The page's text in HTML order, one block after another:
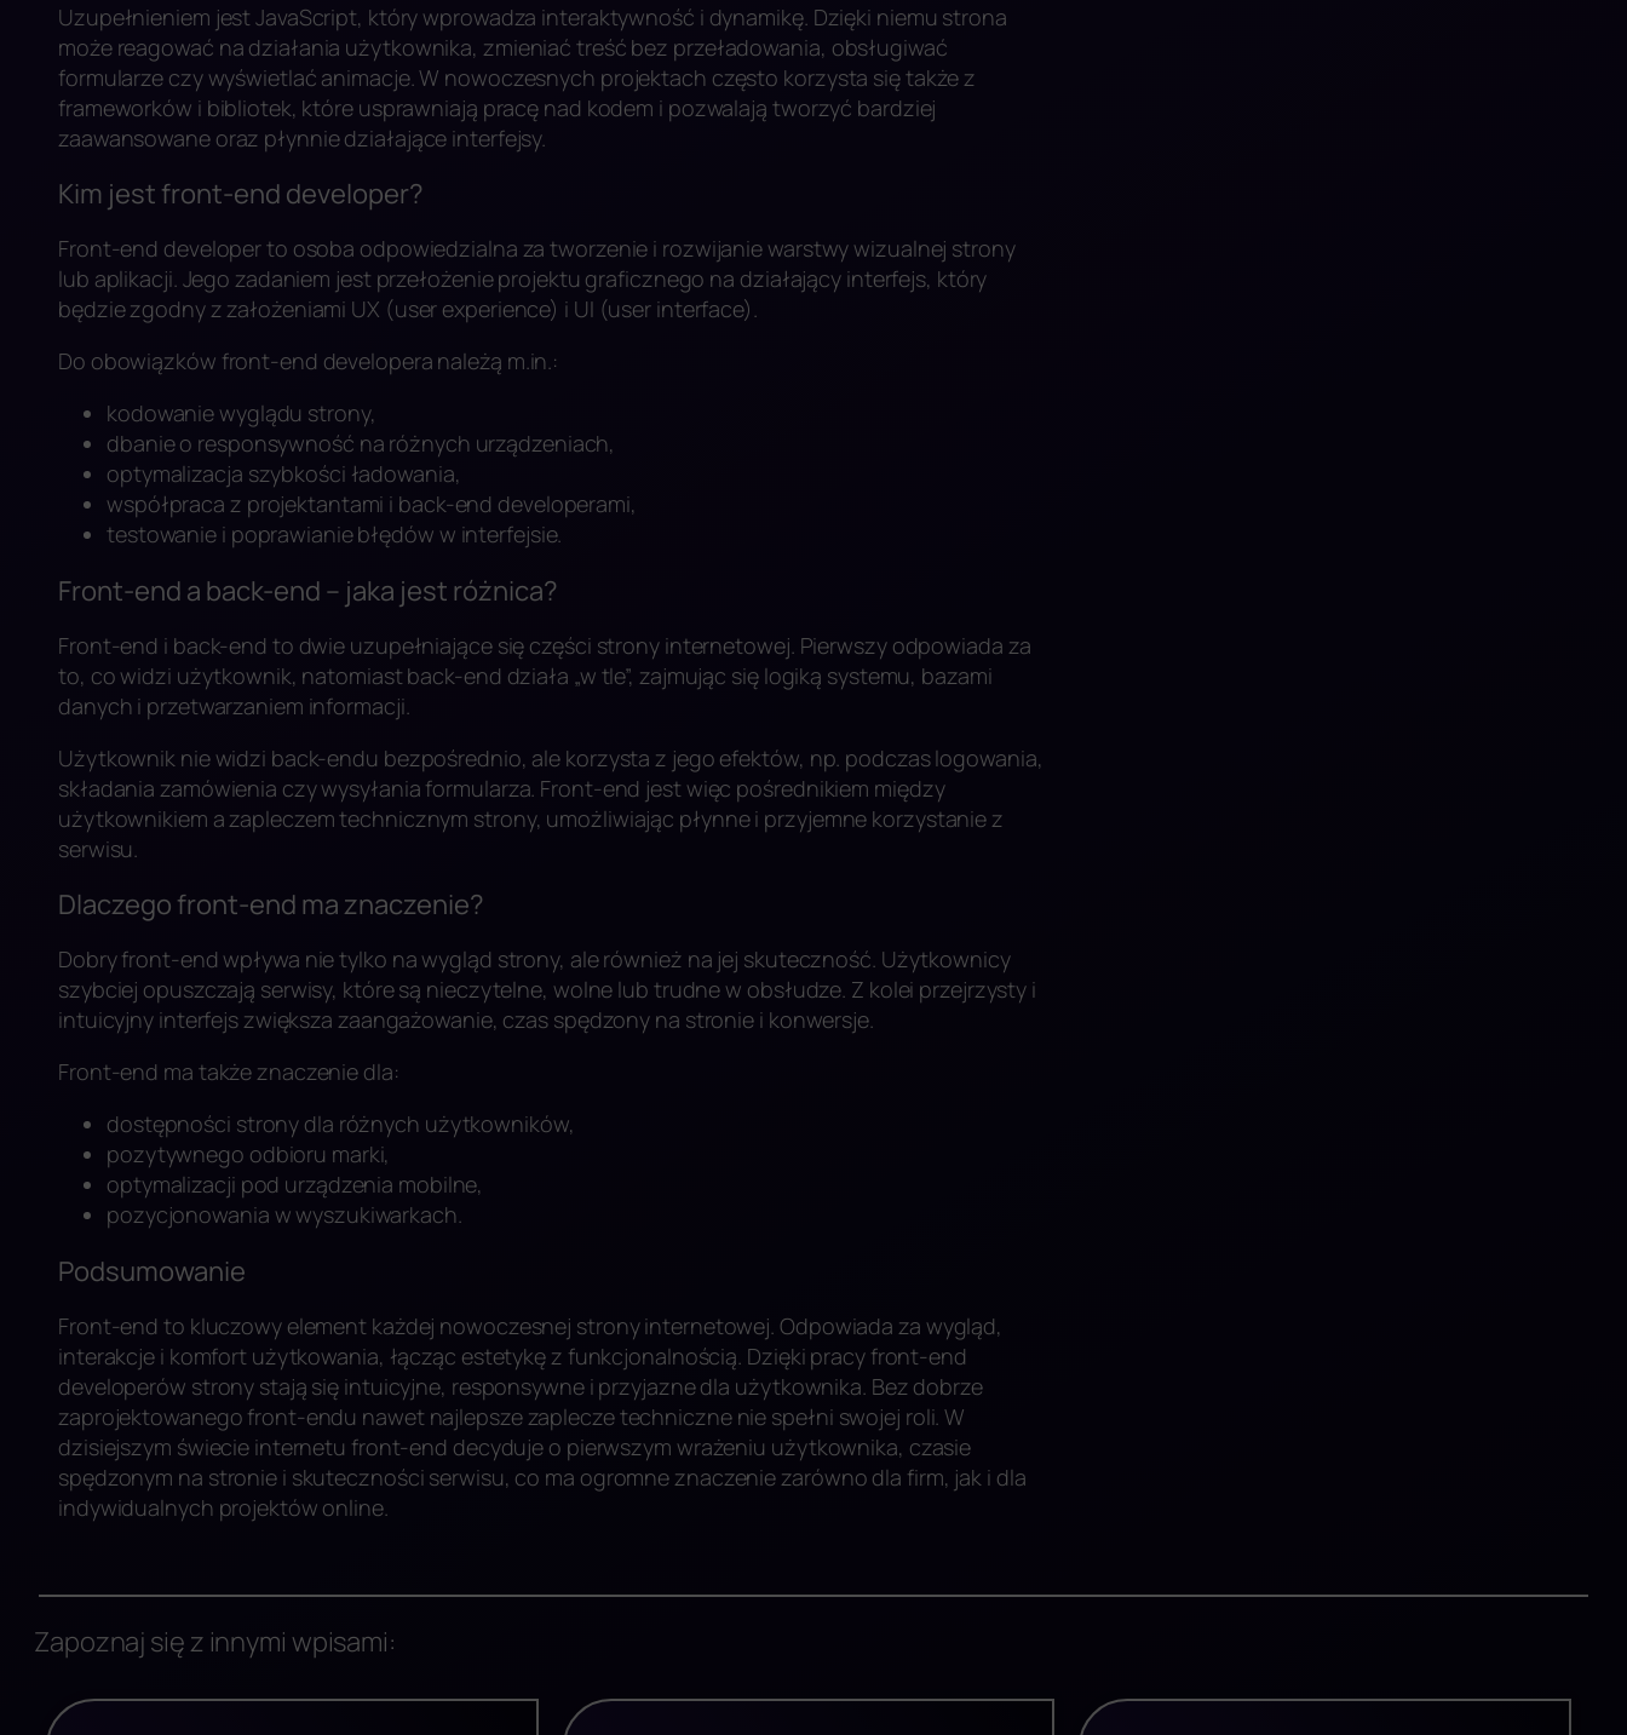
Uzupełnieniem jest JavaScript, który wprowadza interaktywność i dynamikę. Dzięki niemu strona
może reagować na działania użytkownika, zmieniać treść bez przeładowania, obsługiwać
formularze czy wyświetlać animacje. W nowoczesnych projektach często korzysta się także z
frameworków i bibliotek, które usprawniają pracę nad kodem i pozwalają tworzyć bardziej
zaawansowane oraz płynnie działające interfejsy.
Kim jest front-end developer?
Front-end developer to osoba odpowiedzialna za tworzenie i rozwijanie warstwy wizualnej strony
lub aplikacji. Jego zadaniem jest przełożenie projektu graficznego na działający interfejs, który
będzie zgodny z założeniami UX (user experience) i UI (user interface).
Do obowiązków front-end developera należą m.in.:
kodowanie wyglądu strony,
dbanie o responsywność na różnych urządzeniach,
optymalizacja szybkości ładowania,
współpraca z projektantami i back-end developerami,
testowanie i poprawianie błędów w interfejsie.
Front-end a back-end – jaka jest różnica?
Front-end i back-end to dwie uzupełniające się części strony internetowej. Pierwszy odpowiada za
to, co widzi użytkownik, natomiast back-end działa „w tle”, zajmując się logiką systemu, bazami
danych i przetwarzaniem informacji.
Użytkownik nie widzi back-endu bezpośrednio, ale korzysta z jego efektów, np. podczas logowania,
składania zamówienia czy wysyłania formularza. Front-end jest więc pośrednikiem między
użytkownikiem a zapleczem technicznym strony, umożliwiając płynne i przyjemne korzystanie z
serwisu.
Dlaczego front-end ma znaczenie?
Dobry front-end wpływa nie tylko na wygląd strony, ale również na jej skuteczność. Użytkownicy
szybciej opuszczają serwisy, które są nieczytelne, wolne lub trudne w obsłudze. Z kolei przejrzysty i
intuicyjny interfejs zwiększa zaangażowanie, czas spędzony na stronie i konwersje.
Front-end ma także znaczenie dla:
dostępności strony dla różnych użytkowników,
pozytywnego odbioru marki,
optymalizacji pod urządzenia mobilne,
pozycjonowania w wyszukiwarkach.
Podsumowanie
Front-end to kluczowy element każdej nowoczesnej strony internetowej. Odpowiada za wygląd,
interakcje i komfort użytkowania, łącząc estetykę z funkcjonalnością. Dzięki pracy front-end
developerów strony stają się intuicyjne, responsywne i przyjazne dla użytkownika. Bez dobrze
zaprojektowanego front-endu nawet najlepsze zaplecze techniczne nie spełni swojej roli. W
dzisiejszym świecie internetu front-end decyduje o pierwszym wrażeniu użytkownika, czasie
spędzonym na stronie i skuteczności serwisu, co ma ogromne znaczenie zarówno dla firm, jak i dla
indywidualnych projektów online.
Zapoznaj się z innymi wpisami: